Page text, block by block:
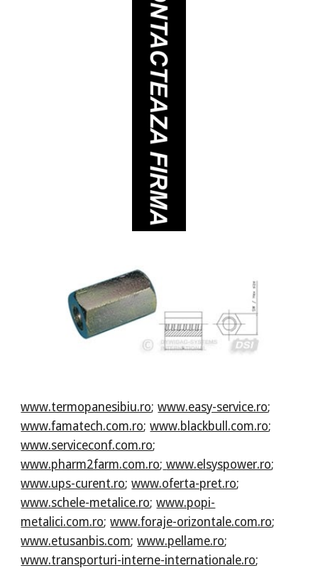
www.termopanesibiu.ro;www.easy-service.ro;
www.famatech.com.ro;www.blackbull.com.ro;
www.serviceconf.com.ro;
www.pharm2farm.com.ro; www.elsyspower.ro;
www.ups-curent.ro;www.oferta-pret.ro;
www.schele-metalice.ro;www.popi-
metalici.com.ro;www.foraje-orizontale.com.ro;
www.etusanbis.com;www.pellame.ro;
www.transporturi-interne-internationale.ro;